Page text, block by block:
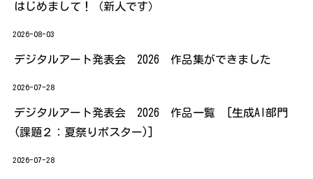
はじめまして！（新人です）
2026-08-03
デジタルアート発表会 2026 作品集ができました
2026-07-28
デジタルアート発表会 2026 作品一覧 [生成AI部門
(課題２：夏祭りポスター)]
2026-07-28